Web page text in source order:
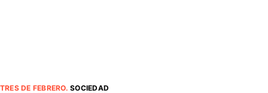
TRES DE FEBRERO.SOCIEDAD